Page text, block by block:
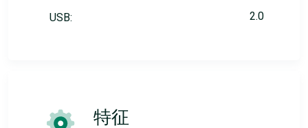
USB: 2.0
特征